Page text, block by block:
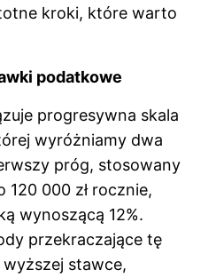
kroki, które warto
podatkowe
progresywna skala
wyróżniamy dwa
próg, stosowany
120 000 zł rocznie,
wynoszącą 12%.
przekraczające tę
stawce,